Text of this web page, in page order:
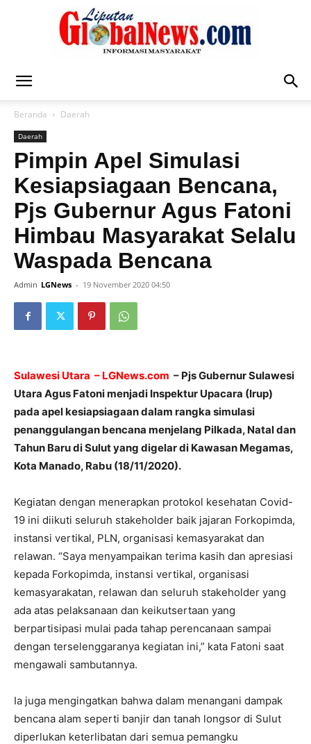
Global
News
Beranda Daerah
Daerah
Pimpin Apel Simulasi
Kesiapsiagaan Bencana,
Pjs Gubernur Agus Fatoni
Himbau Masyarakat Selalu
Waspada Bencana
Admin LGNews - 19 November 2020 04:50
Sulawesi Utara – LGNews.com – Pjs Gubernur Sulawesi
Utara Agus Fatoni menjadi Inspektur Upacara (Irup)
pada apel kesiapsiagaan dalam rangka simulasi
penanggulangan bencana menjelang Pilkada, Natal dan
Tahun Baru di Sulut yang digelar di Kawasan Megamas,
Kota Manado, Rabu (18/11/2020).
Kegiatan dengan menerapkan protokol kesehatan Covid-
19 ini diikuti seluruh stakeholder baik jajaran Forkopimda,
instansi vertikal, PLN, organisasi kemasyarakat dan
relawan. “Saya menyampaikan terima kasih dan apresiasi
kepada Forkopimda, instansi vertikal, organisasi
kemasyarakatan, relawan dan seluruh stakeholder yang
ada atas pelaksanaan dan keikutsertaan yang
berpartisipasi mulai pada tahap perencanaan sampai
dengan terselenggaranya kegiatan ini,” kata Fatoni saat
mengawali sambutannya.
Ia juga mengingatkan bahwa dalam menangani dampak
bencana alam seperti banjir dan tanah longsor di Sulut
diperlukan keterlibatan dari semua pemangku